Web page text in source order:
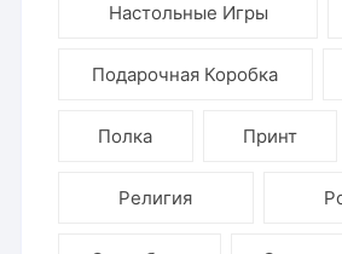
Настольные Игры
Подарочная Коробка
Полка Принт
Религия